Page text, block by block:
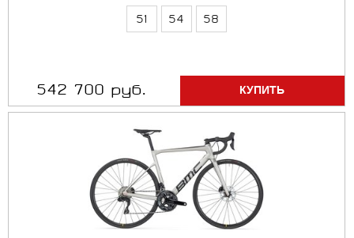
51 54 58
542 700 руб.